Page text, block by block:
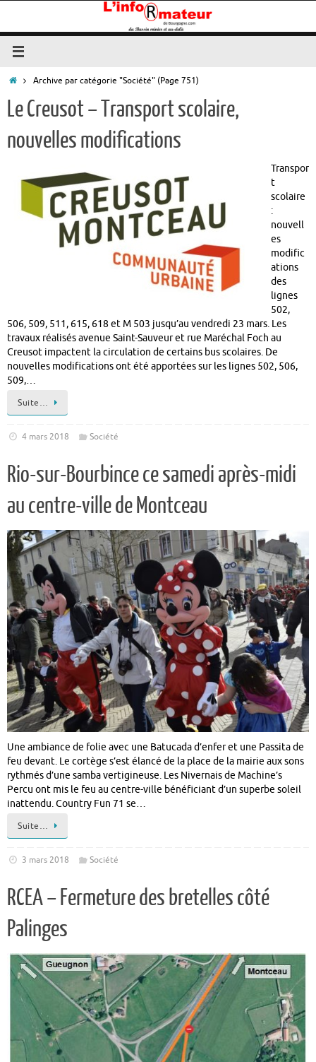
contenu
Accueil
Archive par catégorie "Société"(Page 751)
Le Creusot – Transport scolaire,
nouvelles modifications
Transpor
t
scolaire
:
nouvell
es
modific
ations
des
lignes
502,
506, 509, 511, 615, 618 et M 503 jusqu’au vendredi 23 mars. Les
travaux réalisés avenue Saint-Sauveur et rue Maréchal Foch au
Creusot impactent la circulation de certains bus scolaires. De
nouvelles modifications ont été apportées sur les lignes 502, 506,
509,…
Suite…
4 mars 2018 Société
Rio-sur-Bourbince ce samedi après-midi
au centre-ville de Montceau
Une ambiance de folie avec une Batucada d’enfer et une Passita de
feu devant. Le cortège s’est élancé de la place de la mairie aux sons
rythmés d’une samba vertigineuse. Les Nivernais de Machine’s
Percu ont mis le feu au centre-ville bénéficiant d’un superbe soleil
inattendu. Country Fun 71 se…
Suite…
3 mars 2018 Société
RCEA – Fermeture des bretelles côté
Palinges